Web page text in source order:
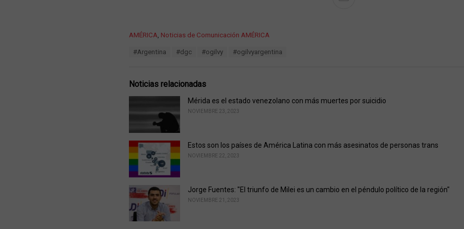
C
o
AMÉRICA Noticias de Comunicación AMÉRICA
:
#Argentina #dgc #ogilvy #ogilvyargentina
Noticias relacionadas
Mérida es el estado venezolano con más muertes por suicidio
NOVIEMBRE 23, 2023
Estos son los países de América Latina con más asesinatos de personas trans
NOVIEMBRE 22, 2023
Jorge Fuentes: "El triunfo de Milei es un cambio en el péndulo político de la región"
NOVIEMBRE 21, 2023